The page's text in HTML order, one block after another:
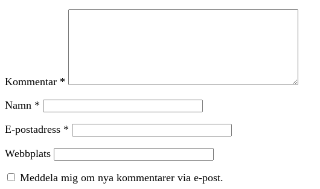
Kommentar *
Namn *
E-postadress *
Webbplats
Meddela mig om nya kommentarer via e-post.